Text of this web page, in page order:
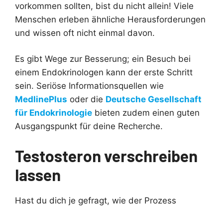
vorkommen sollten, bist du nicht allein! Viele
Menschen erleben ähnliche Herausforderungen
und wissen oft nicht einmal davon.
Es gibt Wege zur Besserung; ein Besuch bei
einem Endokrinologen kann der erste Schritt
sein. Seriöse Informationsquellen wie
MedlinePlus oder die Deutsche Gesellschaft
für Endokrinologie bieten zudem einen guten
Ausgangspunkt für deine Recherche.
Testosteron verschreiben
lassen
Hast du dich je gefragt, wie der Prozess